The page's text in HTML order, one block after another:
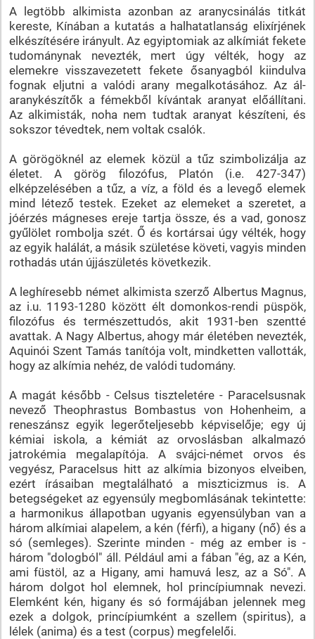
A legtöbb alkimista azonban az aranycsinálás titkát
kereste, Kínában a kutatás a halhatatlanság elixírjének
elkészítésére irányult. Az egyiptomiak az alkímiát fekete
tudománynak nevezték, mert úgy vélték, hogy az
elemekre visszavezetett fekete ősanyagból kiindulva
fognak eljutni a valódi arany megalkotásához. Az ál-
aranykészítők a fémekből kívántak aranyat előállítani.
Az alkimisták, noha nem tudtak aranyat készíteni, és
sokszor tévedtek, nem voltak csalók.
A görögöknél az elemek közül a tűz szimbolizálja az
életet. A görög filozófus, Platón (i.e. 427-347)
elképzelésében a tűz, a víz, a föld és a levegő elemek
mind létező testek. Ezeket az elemeket a szeretet, a
jóérzés mágneses ereje tartja össze, és a vad, gonosz
gyűlölet rombolja szét. Ő és kortársai úgy vélték, hogy
az egyik halálát, a másik születése követi, vagyis minden
rothadás után újjászületés következik.
A leghíresebb német alkimista szerző Albertus Magnus,
az i.u. 1193-1280 között élt domonkos-rendi püspök,
filozófus és természettudós, akit 1931-ben szentté
avattak. A Nagy Albertus, ahogy már életében nevezték,
Aquinói Szent Tamás tanítója volt, mindketten vallották,
hogy az alkímia nehéz, de valódi tudomány.
A magát később - Celsus tiszteletére - Paracelsusnak
nevező Theophrastus Bombastus von Hohenheim, a
reneszánsz egyik legerőteljesebb képviselője; egy új
kémiai iskola, a kémiát az orvoslásban alkalmazó
jatrokémia megalapítója. A svájci-német orvos és
vegyész, Paracelsus hitt az alkímia bizonyos elveiben,
ezért írásaiban megtalálható a miszticizmus is. A
betegségeket az egyensúly megbomlásának tekintette:
a harmonikus állapotban ugyanis egyensúlyban van a
három alkímiai alapelem, a kén (férfi), a higany (nő) és a
só (semleges). Szerinte minden - még az ember is -
három "dologból" áll. Például ami a fában "ég, az a Kén,
ami füstöl, az a Higany, ami hamuvá lesz, az a Só". A
három dolgot hol elemnek, hol princípiumnak nevezi.
Elemként kén, higany és só formájában jelennek meg
ezek a dolgok, princípiumként a szellem (spiritus), a
lélek (anima) és a test (corpus) megfelelői.